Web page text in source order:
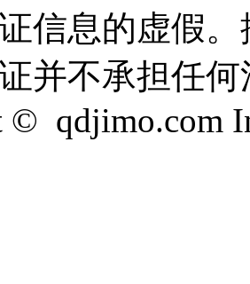
信息的虚假
并不承担任
© qdjimo.com